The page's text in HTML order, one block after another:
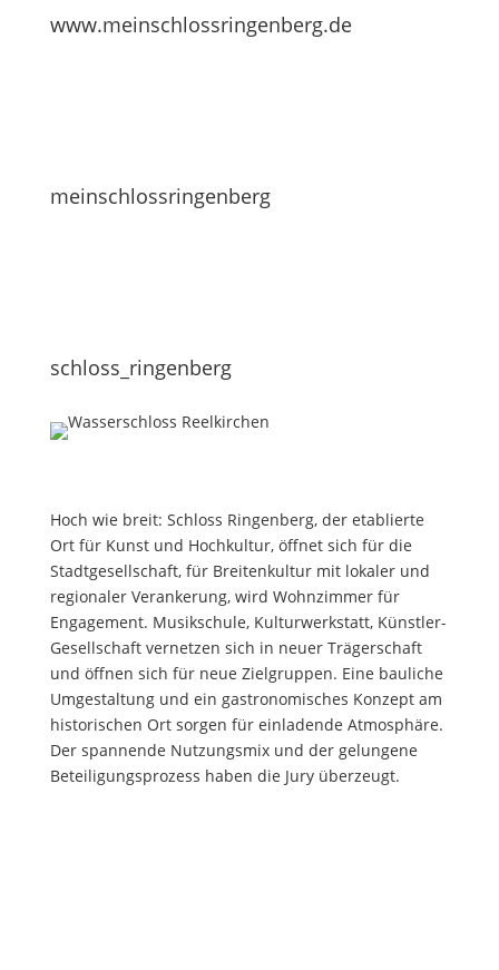
www.meinschlossringenberg.de
meinschlossringenberg
schloss_ringenberg
Hoch wie breit: Schloss Ringenberg, der etablierte
Ort für Kunst und Hochkultur, öffnet sich für die
Stadtgesellschaft, für Breitenkultur mit lokaler und
regionaler Verankerung, wird Wohnzimmer für
Engagement. Musikschule, Kulturwerkstatt, Künstler-
Gesellschaft vernetzen sich in neuer Trägerschaft
und öffnen sich für neue Zielgruppen. Eine bauliche
Umgestaltung und ein gastronomisches Konzept am
historischen Ort sorgen für einladende Atmosphäre.
Der spannende Nutzungsmix und der gelungene
Beteiligungsprozess haben die Jury überzeugt.